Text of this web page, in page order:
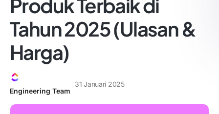
Produk Terbaik di
Tahun 2025 (Ulasan &
Harga)
Engineering Team
31 Januari 2025